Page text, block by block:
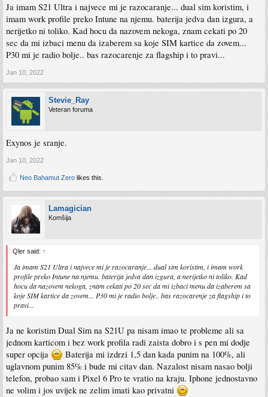
Ja imam S21 Ultra i najvece mi je razocaranje... dual sim koristim, i
imam work profile preko Intune na njemu. baterija jedva dan izgura, a
nerijetko ni toliko. Kad hocu da nazovem nekoga, znam cekati po 20
sec da mi izbaci menu da izaberem sa koje SIM kartice da zovem...
P30 mi je radio bolje.. bas razocarenje za flagship i to pravi...
Jan 10, 2022
Stevie_Ray
Veteran foruma
Exynos je sranje.
Jan 10, 2022
Neo Bahamut Zero likes this.
Lamagician
Komšija
Qler said: ↑
Ja imam S21 Ultra i najvece mi je razocaranje... dual sim koristim, i imam work
profile preko Intune na njemu. baterija jedva dan izgura, a nerijetko ni toliko. Kad
hocu da nazovem nekoga, znam cekati po 20 sec da mi izbaci menu da izaberem sa
koje SIM kartice da zovem... P30 mi je radio bolje.. bas razocarenje za flagship i to
pravi...
Ja ne koristim Dual Sim na S21U pa nisam imao te probleme ali sa
jednom karticom i bez work profila radi zaista dobro i s pen mi dodje
super opcija
Baterija mi izdrzi 1,5 dan kada punim na 100%, ali
uglavnom punim 85% i bude mi citav dan. Nazalost nisam nasao bolji
telefon, probao sam i Pixel 6 Pro te vratio na kraju. Iphone jednostavno
ne volim i jos uvijek ne zelim imati kao privatni